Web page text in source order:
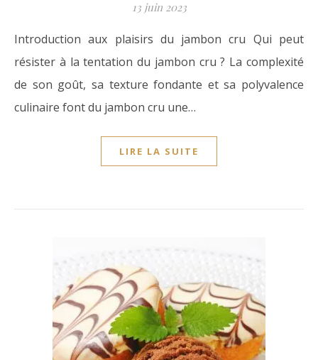
13 juin 2023
Introduction aux plaisirs du jambon cru Qui peut
résister à la tentation du jambon cru ? La complexité
de son goût, sa texture fondante et sa polyvalence
culinaire font du jambon cru une…
LIRE LA SUITE